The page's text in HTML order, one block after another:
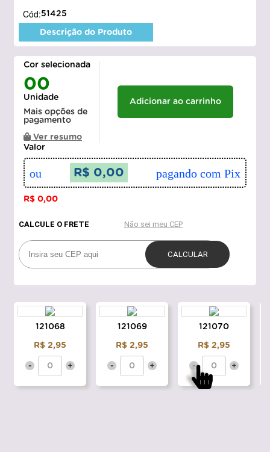
Cód:51425
Descrição do Produto
Cor selecionada
00
Unidade
Mais opções de
pagamento
Ver resumo
Adicionar ao carrinho
Valor
ou R$ 0,00 pagando com Pix
R$ 0,00
121068
R$ 2,95
- +
121069
R$ 2,95
- +
121070
R$ 2,95
- +